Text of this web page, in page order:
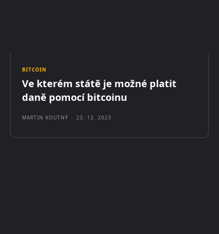
BITCOIN
Ve kterém státě je možné platit
daně pomocí bitcoinu
MARTIN KOUTNÝ - 23. 12. 2023